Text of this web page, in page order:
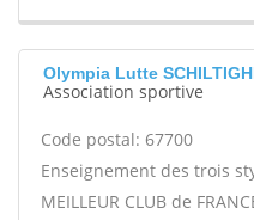
Olympia Lutte
Association sportive
Code postal: 67700
Enseignement des trois
MEILLEUR CLUB de